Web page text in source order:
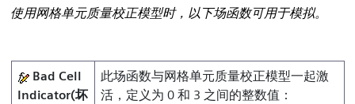
使用网格单元质量校正模型时，以下场函数可用于模拟。
Bad Cell
Indicator(坏
此场函数与网格单元质量校正模型一起激
活，定义为 0 和 3 之间的整数值：